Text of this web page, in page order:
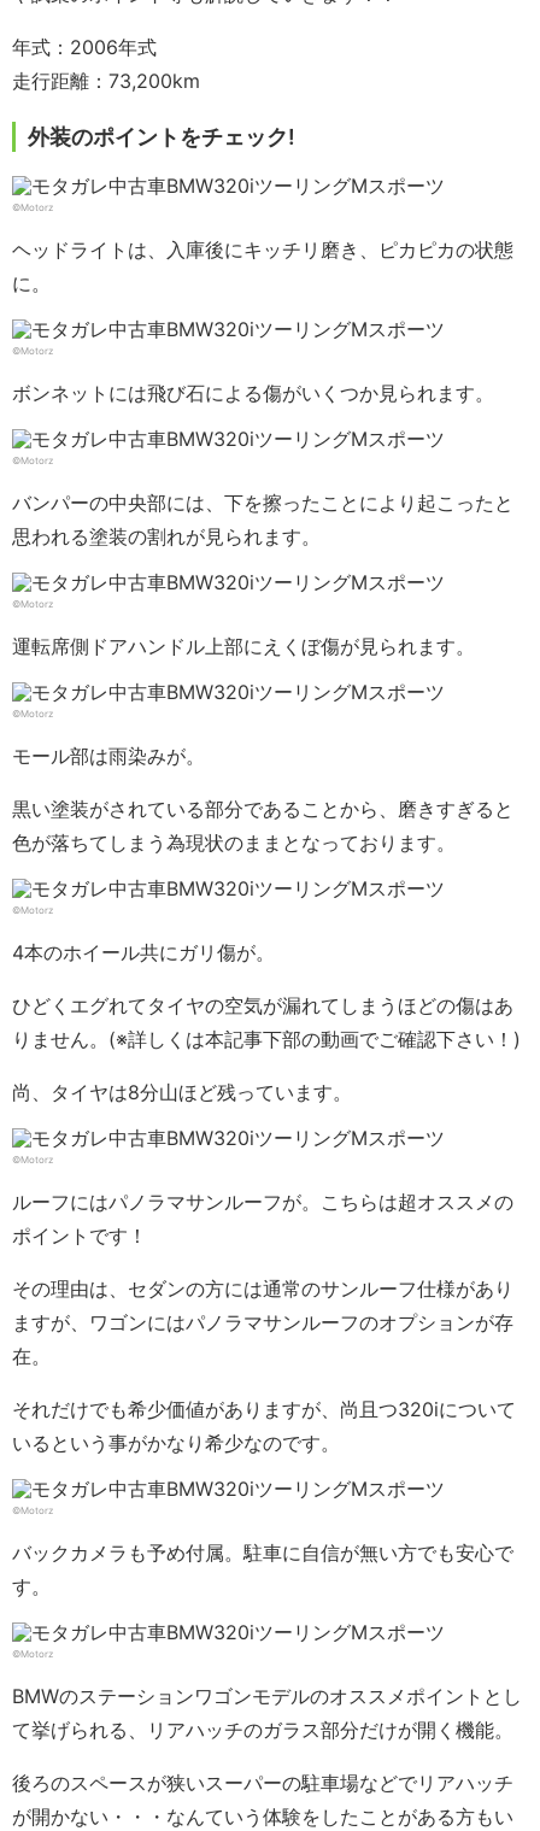
年式：2006年式
走行距離：73,200km
外装のポイントをチェック!
©Motorz
ヘッドライトは、入庫後にキッチリ磨き、ピカピカの状態
に。
©Motorz
ボンネットには飛び石による傷がいくつか見られます。
©Motorz
バンパーの中央部には、下を擦ったことにより起こったと
思われる塗装の割れが見られます。
©Motorz
運転席側ドアハンドル上部にえくぼ傷が見られます。
©Motorz
モール部は雨染みが。
黒い塗装がされている部分であることから、磨きすぎると
色が落ちてしまう為現状のままとなっております。
©Motorz
4本のホイール共にガリ傷が。
ひどくエグれてタイヤの空気が漏れてしまうほどの傷はあ
りません。(※詳しくは本記事下部の動画でご確認下さい！)
尚、タイヤは8分山ほど残っています。
©Motorz
ルーフにはパノラマサンルーフが。こちらは超オススメの
ポイントです！
その理由は、セダンの方には通常のサンルーフ仕様があり
ますが、ワゴンにはパノラマサンルーフのオプションが存
在。
それだけでも希少価値がありますが、尚且つ320iについて
いるという事がかなり希少なのです。
©Motorz
バックカメラも予め付属。駐車に自信が無い方でも安心で
す。
©Motorz
BMWのステーションワゴンモデルのオススメポイントとし
て挙げられる、リアハッチのガラス部分だけが開く機能。
後ろのスペースが狭いスーパーの駐車場などでリアハッチ
が開かない・・・なんていう体験をしたことがある方もい